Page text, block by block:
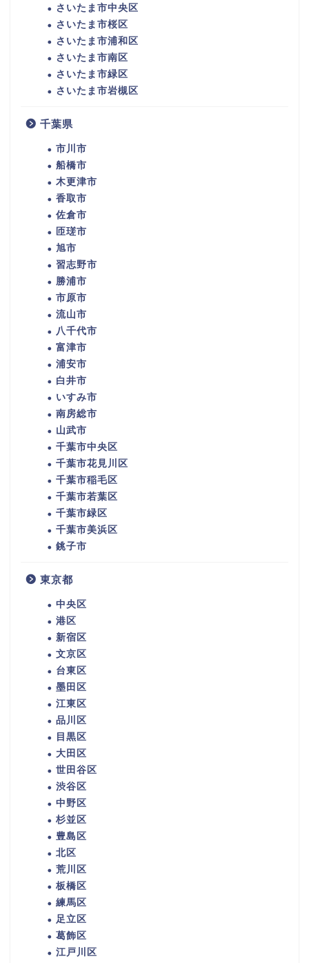
さいたま市中央区
さいたま市桜区
さいたま市浦和区
さいたま市南区
さいたま市緑区
さいたま市岩槻区
千葉県
市川市
船橋市
木更津市
香取市
佐倉市
匝瑳市
旭市
習志野市
勝浦市
市原市
流山市
八千代市
富津市
浦安市
白井市
いすみ市
南房総市
山武市
千葉市中央区
千葉市花見川区
千葉市稲毛区
千葉市若葉区
千葉市緑区
千葉市美浜区
銚子市
東京都
中央区
港区
新宿区
文京区
台東区
墨田区
江東区
品川区
目黒区
大田区
世田谷区
渋谷区
中野区
杉並区
豊島区
北区
荒川区
板橋区
練馬区
足立区
葛飾区
江戸川区